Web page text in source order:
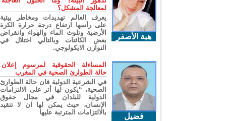
هبة الأصفر
لمعالجة المشكل؟
يعرف العالم تهديدات ومخاطر بيئية
على رأسها ارتفاع درجة حرارة الكرة
الأرضية وتلوث الماء والهواء وانقراض
بعض الكائنات وبالتالي اختلال في
التوازن الايكولوجي.
فضيل
المساءلة الحقوقية لمرسوم إعلان
حالة الطوارئ الصحية في المغرب
في الشرعية الدولية فان حالة الطوارئ
الصحية، “يكون لها أثر على الالتزامات
الدولية للبلدان في مجال حقوق
الإنسان، حيث يمكن لها ان لا تتقيد
بالالتزامات المترتبة عليها